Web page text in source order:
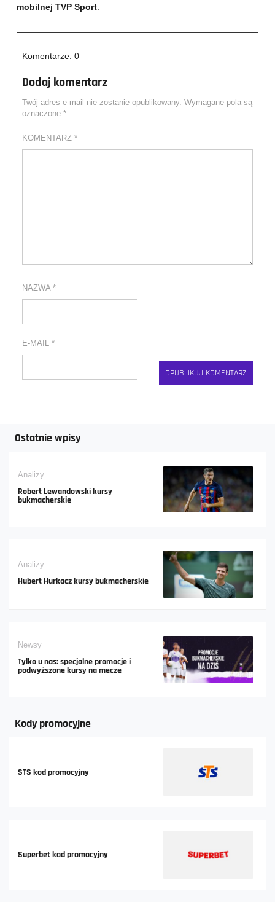
mobilnej TVP Sport
Komentarze: 0
Dodaj komentarz
Twój adres e-mail nie zostanie opublikowany. Wymagane pola są
oznaczone *
KOMENTARZ *
NAZWA *
E-MAIL *
Ostatnie wpisy
Analizy
Robert Lewandowski kursy
bukmacherskie
Analizy
Hubert Hurkacz kursy bukmacherskie
Newsy
Tylko u nas: specjalne promocje i
podwyższone kursy na mecze
Kody promocyjne
STS kod promocyjny
Superbet kod promocyjny